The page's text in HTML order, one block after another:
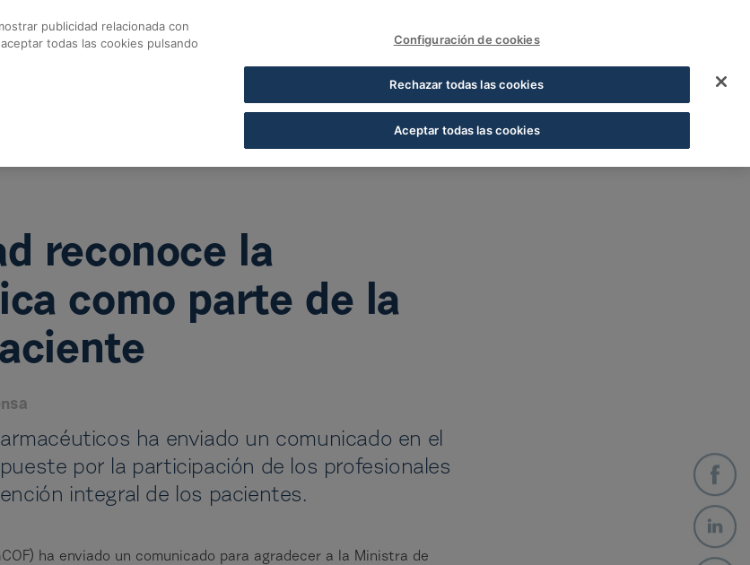
COFARES SECCIÓN DE CRÉDITO FUNDACIÓN COFARES
la asistencia farmacéutica
reconoce la
como parte de la
ha enviado un comunicado en el
por la participación de los profesionales
integral de los pacientes.
ha enviado un comunicado para agradecer a la Ministra de
publicidad relacionada con
todas las cookies pulsando
Configuración de cookies
Rechazar todas las cookies
Aceptar todas las cookies